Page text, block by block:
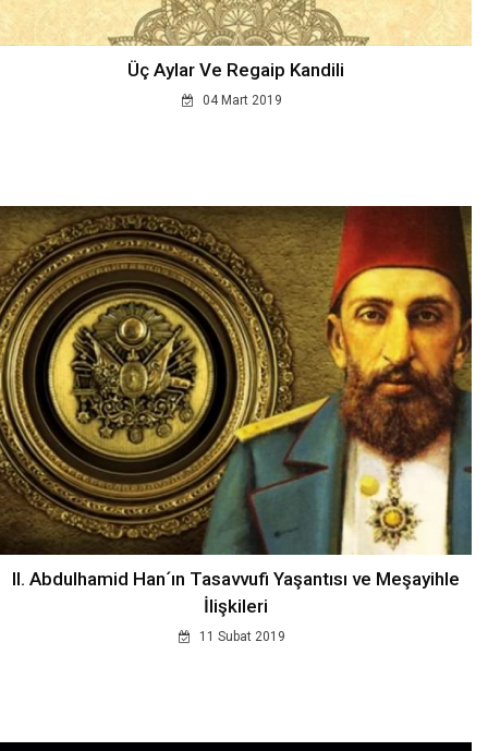
Üç Aylar Ve Regaip Kandili
04 Mart 2019
II. Abdulhamid Han´ın Tasavvufi Yaşantısı ve Meşayihle
İlişkileri
11 Subat 2019